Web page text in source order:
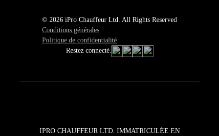
© 2026 iPro Chauffeur Ltd. All Rights Reserved
Conditions générales
Politique de confidentialité
Restez connecté.
IPRO CHAUFFEUR LTD. IMMATRICULÉE EN